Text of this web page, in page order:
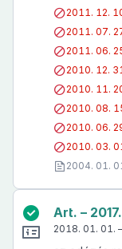
2011. 12.
2011. 07.
2011. 06.
2010. 12.
2010. 11.
2010. 08.
2010. 06.
2010. 03.
2004. 01.
Art. –
2018. 01. 01. –